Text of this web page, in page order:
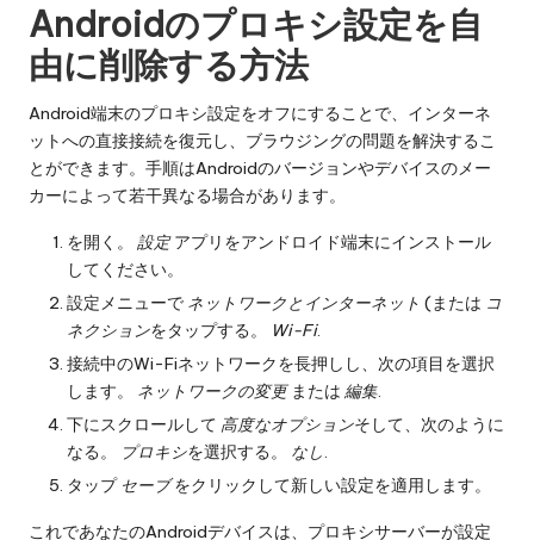
Androidのプロキシ設定を自
由に削除する方法
Android端末のプロキシ設定をオフにすることで、インターネ
ットへの直接接続を復元し、ブラウジングの問題を解決するこ
とができます。手順はAndroidのバージョンやデバイスのメー
カーによって若干異なる場合があります。
を開く。 設定アプリをアンドロイド端末にインストール
してください。
設定メニューで ネットワークとインターネット (または コ
ネクションをタップする。 Wi-Fi.
接続中のWi-Fiネットワークを長押しし、次の項目を選択
します。 ネットワークの変更または 編集.
下にスクロールして 高度なオプションそして、次のように
なる。
プロキシを選択する。 なし.
タップ セーブをクリックして新しい設定を適用します。
これであなたのAndroidデバイスは、プロキシサーバーが設定